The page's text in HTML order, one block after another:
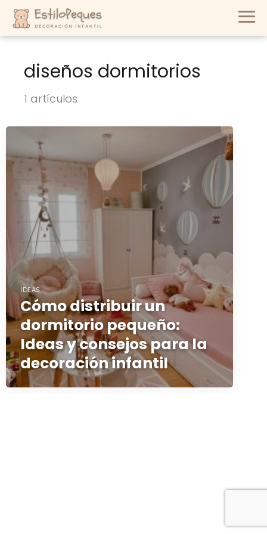
diseños dormitorios
1 artículos
IDEAS
Cómo distribuir un
dormitorio pequeño:
Ideas y consejos para la
decoración infantil